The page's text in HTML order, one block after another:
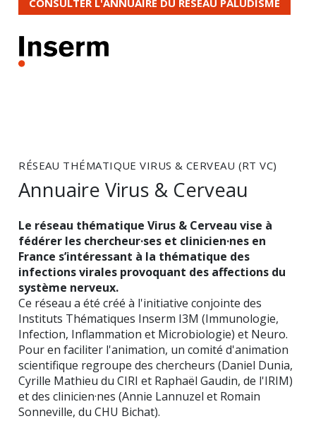
CONSULTER L'ANNUAIRE DU RÉSEAU PALUDISME
RÉSEAU THÉMATIQUE VIRUS & CERVEAU (RT VC)
Annuaire Virus & Cerveau
Le réseau thématique Virus & Cerveau vise à
fédérer les chercheur·ses et clinicien·nes en
France s’intéressant à la thématique des
infections virales provoquant des affections du
système nerveux.
Ce réseau a été créé à l'initiative conjointe des
Instituts Thématiques Inserm I3M (Immunologie,
Infection, Inflammation et Microbiologie) et Neuro.
Pour en faciliter l'animation, un comité d'animation
scientifique regroupe des chercheurs (Daniel Dunia,
Cyrille Mathieu du CIRI et Raphaël Gaudin, de l'IRIM)
et des clinicien·nes (Annie Lannuzel et Romain
Sonneville, du CHU Bichat).